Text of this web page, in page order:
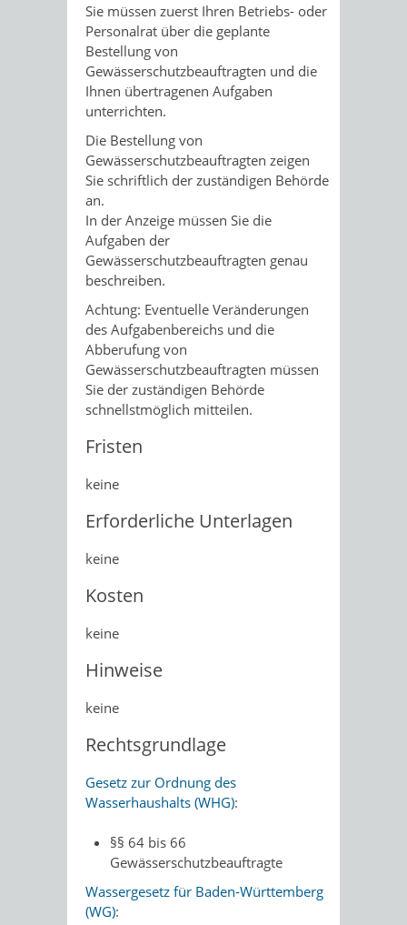
Sie müssen zuerst Ihren Betriebs- oder
Personalrat über die geplante
Bestellung von
Gewässerschutzbeauftragten und die
Ihnen übertragenen Aufgaben
unterrichten.
Die Bestellung von
Gewässerschutzbeauftragten zeigen
Sie schriftlich der zuständigen Behörde
an.
In der Anzeige müssen Sie die
Aufgaben der
Gewässerschutzbeauftragten genau
beschreiben.
Achtung: Eventuelle Veränderungen
des Aufgabenbereichs und die
Abberufung von
Gewässerschutzbeauftragten müssen
Sie der zuständigen Behörde
schnellstmöglich mitteilen.
Fristen
keine
Erforderliche Unterlagen
keine
Kosten
keine
Hinweise
keine
Rechtsgrundlage
Gesetz zur Ordnung des
Wasserhaushalts (WHG):
§§ 64 bis 66
Gewässerschutzbeauftragte
Wassergesetz für Baden-Württemberg
(WG):